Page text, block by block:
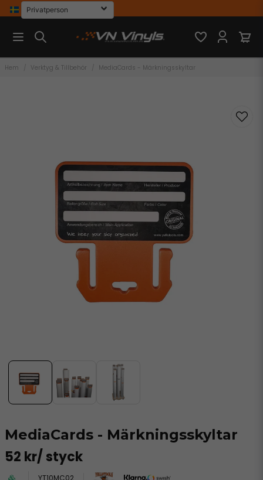
Hem Verktyg & Tillbehör MediaCards - Märkningsskyltar
MediaCards - Märkningsskyltar
52 kr/ styck
YT10MC02